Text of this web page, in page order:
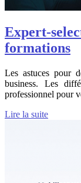
Expert-
formations
Les astuces pour
business. Les
professionnel pour
Lire la suite